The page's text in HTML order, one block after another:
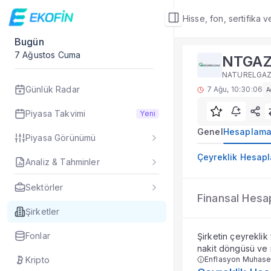
Hisse, fon, sertifika
Bugün
7 Ağustos Cuma
Günlük Radar
Piyasa Takvimi Yeni
Piyasa Görünümü
Analiz & Tahminler
Sektörler
Şirketler
Fonlar
Kripto
Hesaplamalar
NTGAZ finansal
Sık Sorulan
NTGAZ
NTGAZ hissesi
Hesaplamalar,
Şirket Detay —
Aracı Kurum
Özet Bilanço
NTGAZ
7 Ağu, 10:30:06
Genel
Çeyreklik
NTGAZ
Finansal
Şirketin çeyreklik
nakit döngüsü ve
Enflasyon